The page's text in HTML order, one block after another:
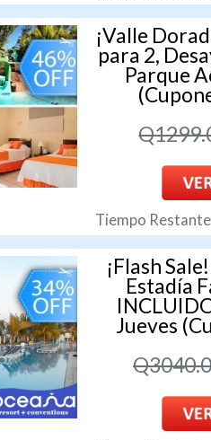
¡Valle
para 2,
Parque
Tiempo Restante
¡Flash
Estadía
Jueves